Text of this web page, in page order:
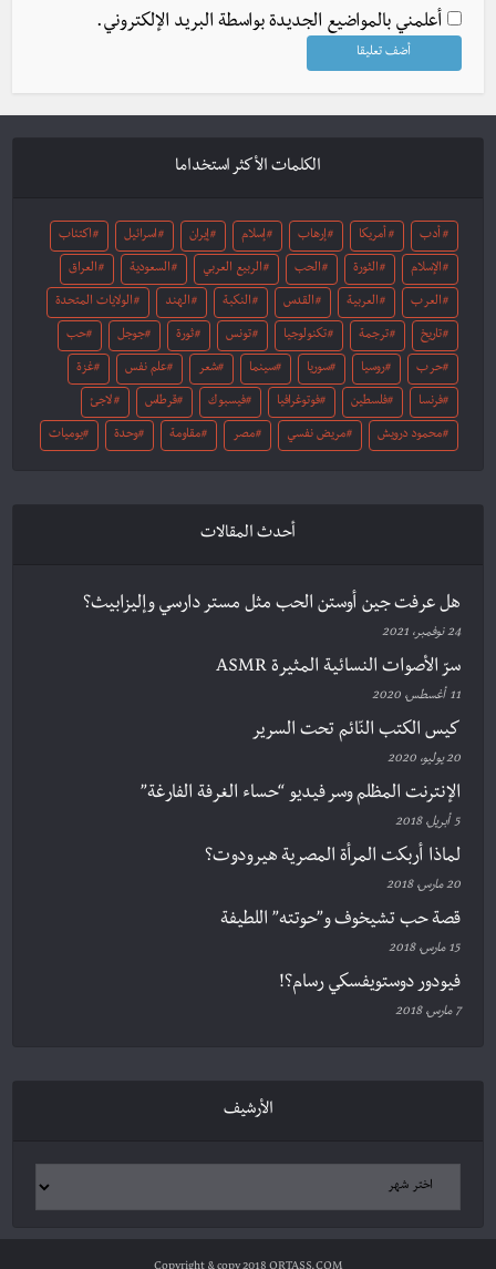
أعلمني بالمواضيع الجديدة بواسطة البريد الإلكتروني.
الكلمات الأكثر استخداما
أدب أمريكا إرهاب إسلام إيران اسرائيل اكتئاب
الإسلام الثورة الحب الربيع العربي السعودية العراق
العرب العربية القدس النكبة الهند الولايات المتحدة
تاريخ ترجمة تكنولوجيا تونس ثورة جوجل حب
حرب روسيا سوريا سينما شعر علم نفس غزة
فرنسا فلسطين فوتوغرافيا فيسبوك قرطاس لاجئ
محمود درويش مريض نفسي مصر مقاومة وحدة يوميات
أحدث المقالات
هل عرفت جين أوستن الحب مثل مستر دارسي وإليزابيث؟
24 نوفمبر، 2021
سرّ الأصوات النسائية المثيرة ASMR
11 أغسطس، 2020
كيس الكتب النّائم تحت السرير
20 يوليو، 2020
الإنترنت المظلم وسر فيديو “حساء الغرفة الفارغة”
5 أبريل، 2018
لماذا أربكت المرأة المصرية هيرودوت؟
20 مارس، 2018
قصة حب تشيخوف و”حوتته” اللطيفة
15 مارس، 2018
فيودور دوستويفسكي رسام؟!
7 مارس، 2018
الأرشيف